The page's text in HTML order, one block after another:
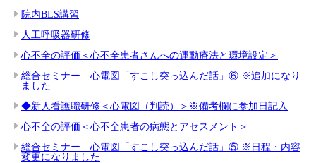
院内BLS講習
人工呼吸器研修
心不全の評価＜心不全患者さんへの運動療法と環境設定＞
総合セミナー 心電図「すこし突っ込んだ話」⑥ ※追加になり
ました
◆新人看護職研修＜心電図（判読）＞※備考欄に参加日記入
心不全の評価＜心不全患者の病態とアセスメント＞
総合セミナー 心電図「すこし突っ込んだ話」⑤ ※日程・内容
変更になりました